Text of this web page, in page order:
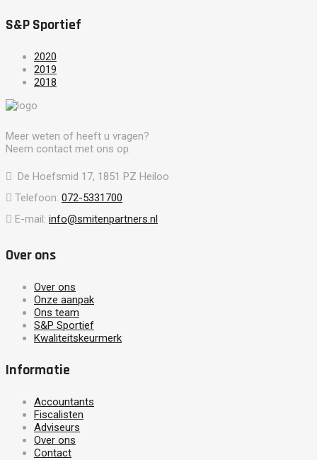
S&P Sportief
2020
2019
2018
Meer weten of heeft u vragen?
Neem contact met ons op.
De Hoefsmid 17, 1851 PZ Heiloo
Telefoon: 072-5331700
E-mail: info@smitenpartners.nl
Over ons
Over ons
Onze aanpak
Ons team
S&P Sportief
Kwaliteitskeurmerk
Informatie
Accountants
Fiscalisten
Adviseurs
Over ons
Contact